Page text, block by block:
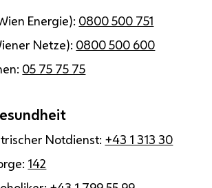
Energie): 0800 500 751
Netze): 0800 500 600
05 75 75 75
Notdienst: +43 1 313 30
142